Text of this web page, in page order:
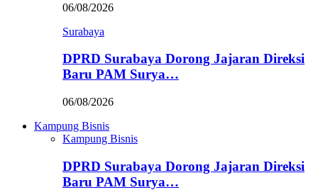
06/08/2026
Surabaya
DPRD Surabaya Dorong Jajaran Direksi
Baru PAM Surya…
06/08/2026
Kampung Bisnis
Kampung Bisnis
DPRD Surabaya Dorong Jajaran Direksi
Baru PAM Surya…